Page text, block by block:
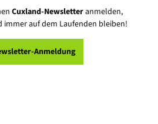
Cuxland-Newsletteranmelden,
immer auf dem Laufenden bleiben!
Anmeldung